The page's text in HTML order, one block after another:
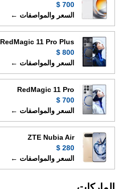
700 $
السعر والمواصفات ←
RedMagic 11 Pro Plus
800 $
السعر والمواصفات ←
RedMagic 11 Pro
700 $
السعر والمواصفات ←
ZTE Nubia Air
280 $
السعر والمواصفات ←